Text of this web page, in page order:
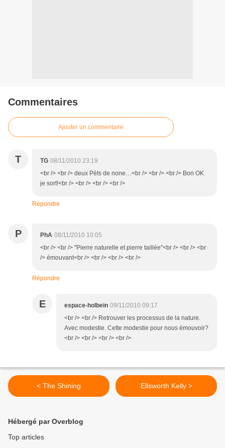
Commentaires
Ajouter un commentaire
T TG 08/11/2010 23:19
<br /> <br /> deux Péts de none…<br /> <br /> <br /> Bon OK
je sort!<br /> <br /> <br /> <br />
Répondre
P PhA 08/11/2010 10:05
<br /> <br /> "Pierre naturelle et pierre taillée"<br /> <br /> <br
/> émouvant<br /> <br /> <br /> <br />
Répondre
E espace-holbein 09/11/2010 09:17
<br /> <br /> Retrouver les processus de la nature.
Avec modestie. Cette modestie pour nous émouvoir?
<br /> <br /> <br /> <br />
< The Shining Ellsworth Kelly >
Hébergé par Overblog
Top articles